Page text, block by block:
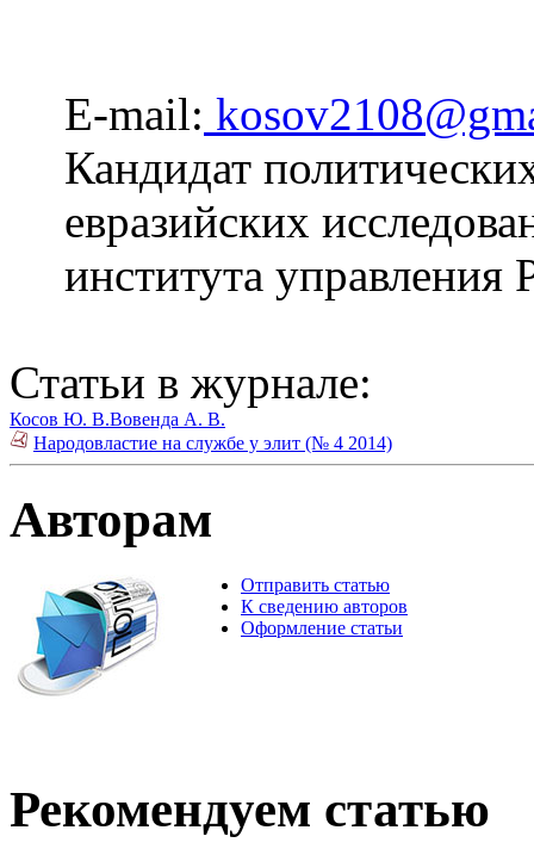
E-mail:
Кандидат
евразийских
института
Статьи в журнале:
Косов Ю. В.Вовенда А. В.
Народовластие на службе у элит (№ 4 2014)
Авторам
Отправить статью
К сведению авторов
Оформление статьи
Рекомендуем статью